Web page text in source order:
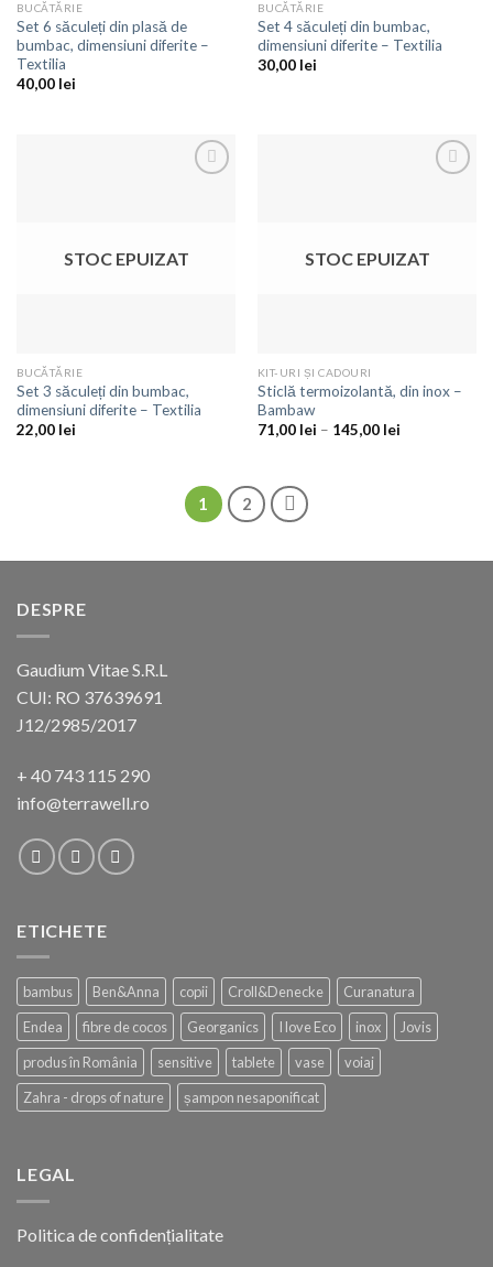
BUCĂTĂRIE
Set 6 săculeți din plasă de
bumbac, dimensiuni diferite –
Textilia
40,00 lei
BUCĂTĂRIE
Set 4 săculeți din bumbac,
dimensiuni diferite – Textilia
30,00 lei
STOC EPUIZAT
BUCĂTĂRIE
Set 3 săculeți din bumbac,
dimensiuni diferite – Textilia
22,00 lei
STOC EPUIZAT
KIT-URI ȘI CADOURI
Sticlă termoizolantă, din inox –
Bambaw
71,00 lei – 145,00 lei
1 2
DESPRE
Gaudium Vitae S.R.L
CUI: RO 37639691
J12/2985/2017
+ 40 743 115 290
info@terrawell.ro
ETICHETE
bambus Ben&Anna copii Croll&Denecke
Curanatura
Endea
fibre de cocos Georganics I love Eco inox
Jovis
produs în România
sensitive tablete vase
voiaj
Zahra - drops of nature
șampon nesaponificat
LEGAL
Politica de confidențialitate